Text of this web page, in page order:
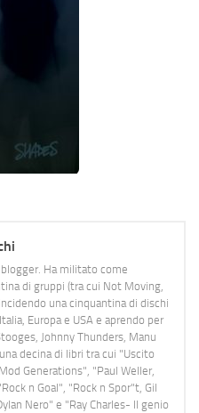
Ha militato come
di gruppi (tra cui Not Moving,
una cinquantina di dischi
Europa e USA e aprendo per
Johnny Thunders, Manu
decina di libri tra cui "Uscito
Generations", "Paul Weller,
n Goal", "Rock n Spor"t, Gil
Nero" e "Ray Charles- Il genio